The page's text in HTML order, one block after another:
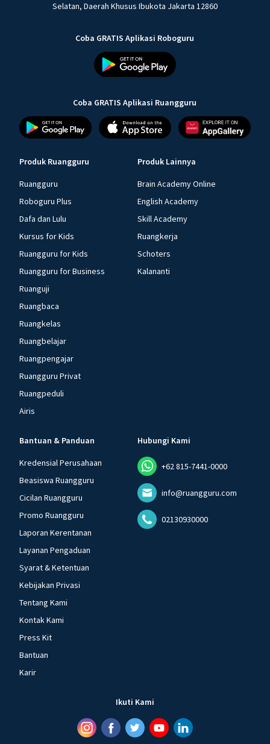
Selatan, Daerah Khusus Ibukota Jakarta 12860
Coba GRATIS Aplikasi Roboguru
Coba GRATIS Aplikasi Ruangguru
Produk Ruangguru
Ruangguru
Roboguru Plus
Dafa dan Lulu
Kursus for Kids
Ruangguru for Kids
Ruangguru for Business
Ruanguji
Ruangbaca
Ruangkelas
Ruangbelajar
Ruangpengajar
Ruangguru Privat
Ruangpeduli
Airis
Produk Lainnya
Brain Academy Online
English Academy
Skill Academy
Ruangkerja
Schoters
Kalananti
Bantuan & Panduan
Kredensial Perusahaan
Beasiswa Ruangguru
Cicilan Ruangguru
Promo Ruangguru
Laporan Kerentanan
Layanan Pengaduan
Syarat & Ketentuan
Kebijakan Privasi
Tentang Kami
Kontak Kami
Press Kit
Bantuan
Karir
Hubungi Kami
+62 815-7441-0000
info@ruangguru.com
02130930000
Ikuti Kami